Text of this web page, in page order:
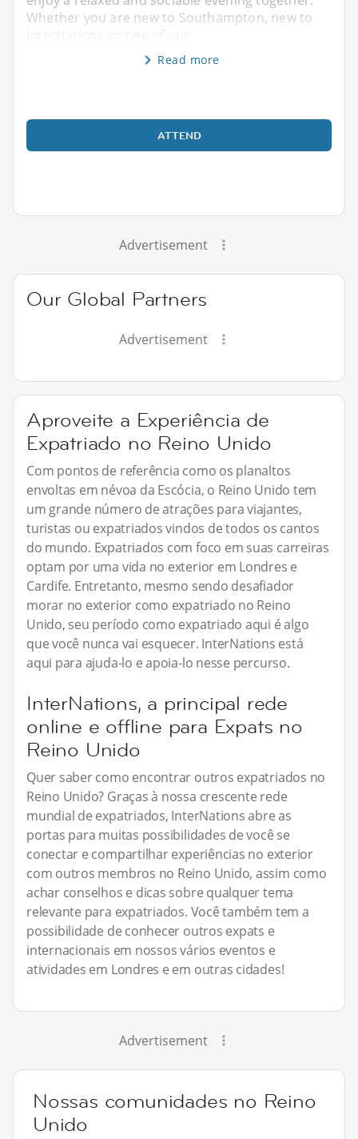
Whether you are new to Southampton, new to
InterNations or one of our
Read more
ATTEND
Advertisement
Our Global Partners
Advertisement
Aproveite a Experiência de
Expatriado no Reino Unido
Com pontos de referência como os planaltos
envoltas em névoa da Escócia, o Reino Unido tem
um grande número de atrações para viajantes,
turistas ou expatriados vindos de todos os cantos
do mundo. Expatriados com foco em suas carreiras
optam por uma vida no exterior em Londres e
Cardife. Entretanto, mesmo sendo desafiador
morar no exterior como expatriado no Reino
Unido, seu período como expatriado aqui é algo
que você nunca vai esquecer. InterNations está
aqui para ajuda-lo e apoia-lo nesse percurso.
InterNations, a principal rede
online e offline para Expats no
Reino Unido
Quer saber como encontrar outros expatriados no
Reino Unido? Graças à nossa crescente rede
mundial de expatriados, InterNations abre as
portas para muitas possibilidades de você se
conectar e compartilhar experiências no exterior
com outros membros no Reino Unido, assim como
achar conselhos e dicas sobre qualquer tema
relevante para expatriados. Você também tem a
possibilidade de conhecer outros expats e
internacionais em nossos vários eventos e
atividades em Londres e em outras cidades!
Advertisement
Nossas comunidades no Reino
Unido